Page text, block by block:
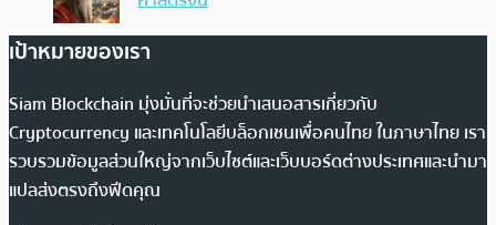
เป้าหมายของเรา
Siam Blockchain มุ่งมั่นที่จะช่วยนำเสนอสารเกี่ยวกับ
Cryptocurrency และเทคโนโลยีบล็อกเชนเพื่อคนไทย ในภาษาไทย เรา
รวบรวมข้อมูลส่วนใหญ่จากเว็บไซต์และเว็บบอร์ดต่างประเทศและนำมา
แปลส่งตรงถึงฟีดคุณ